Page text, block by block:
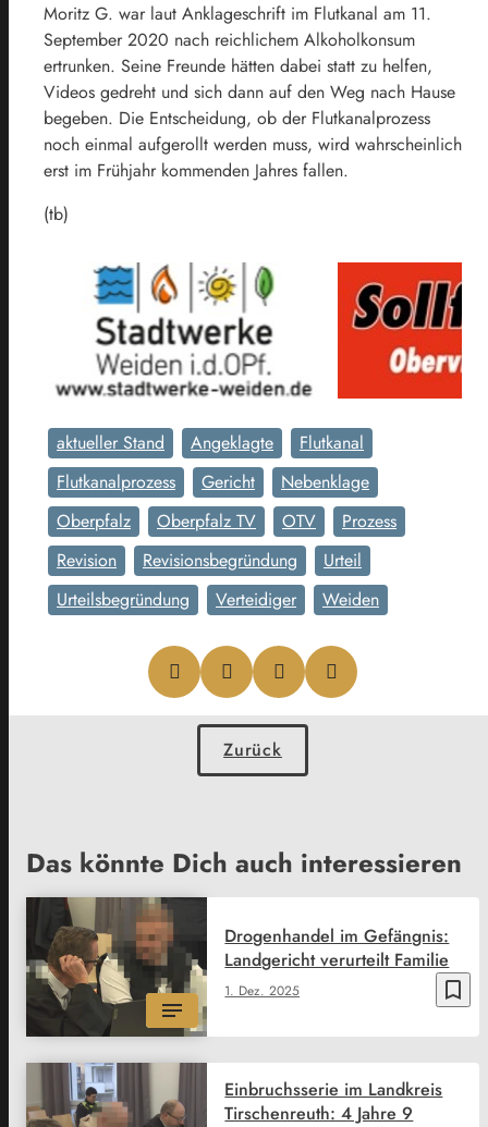
Moritz G. war laut Anklageschrift im Flutkanal am 11.
September 2020 nach reichlichem Alkoholkonsum
ertrunken. Seine Freunde hätten dabei statt zu helfen,
Videos gedreht und sich dann auf den Weg nach Hause
begeben. Die Entscheidung, ob der Flutkanalprozess
noch einmal aufgerollt werden muss, wird wahrscheinlich
erst im Frühjahr kommenden Jahres fallen.
(tb)
aktueller Stand Angeklagte
Flutkanal
Flutkanalprozess
Gericht
Nebenklage
Oberpfalz
Oberpfalz TV OTV
Prozess
Revision
Revisionsbegründung
Urteil
Urteilsbegründung
Verteidiger Weiden
Zurück
Das könnte Dich auch interessieren
bookmark_border
1. Dez. 2025
Drogenhandel im Gefängnis:
Landgericht verurteilt Familie
Einbruchsserie im Landkreis
Tirschenreuth: 4 Jahre 9